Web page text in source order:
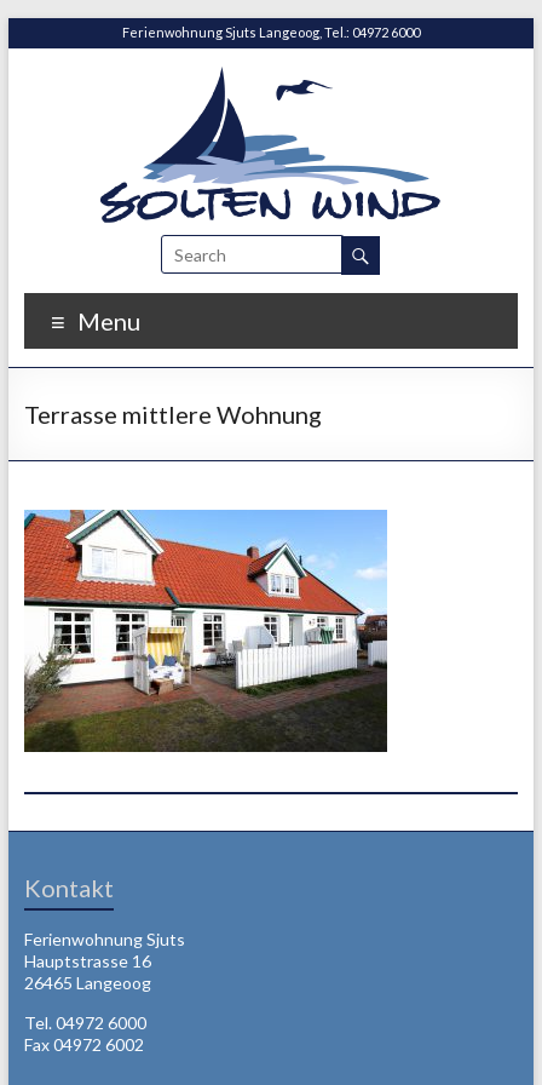
Ferienwohnung Sjuts Langeoog, Tel.: 04972 6000
Menu
Terrasse mittlere Wohnung
Kontakt
Ferienwohnung Sjuts
Hauptstrasse 16
26465 Langeoog
Tel. 04972 6000
Fax 04972 6002